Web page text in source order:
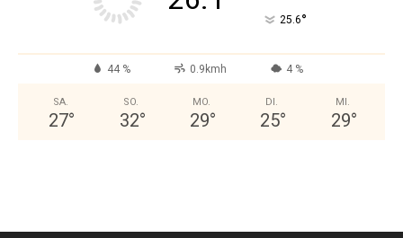
25.6°
44 % 0.9kmh 4 %
SA.
27°
SO.
32°
MO.
29°
DI.
25°
MI.
29°